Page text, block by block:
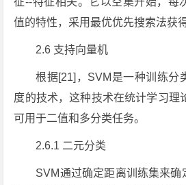
值的特性，采用最优优先搜索法获
2.6 支持向量机
根据[21]，SVM是一种训练分
度的技术，这种技术在统计学习理
可用于二值和多分类任务。
2.6.1 二元分类
SVM通过确定距离训练集来确